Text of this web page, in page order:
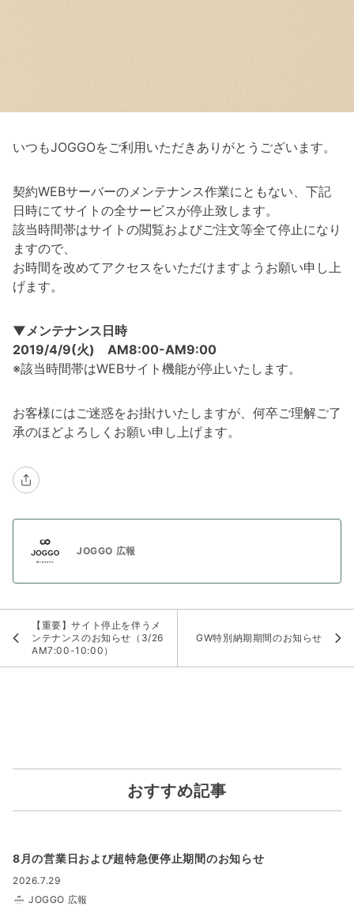
いつもJOGGOをご利用いただきありがとうございます。
契約WEBサーバーのメンテナンス作業にともない、下記
日時にてサイトの全サービスが停止致します。
該当時間帯はサイトの閲覧およびご注文等全て停止になり
ますので、
お時間を改めてアクセスをいただけますようお願い申し上
げます。
▼メンテナンス日時
2019/4/9(火) AM8:00-AM9:00
※該当時間帯はWEBサイト機能が停止いたします。
お客様にはご迷惑をお掛けいたしますが、何卒ご理解ご了
承のほどよろしくお願い申し上げます。
JOGGO 広報
【重要】サイト停止を伴うメ
ンテナンスのお知らせ（3/26
AM7:00-10:00）
GW特別納期期間のお知らせ
おすすめ記事
8月の営業日および超特急便停止期間のお知らせ
2026.7.29
JOGGO 広報